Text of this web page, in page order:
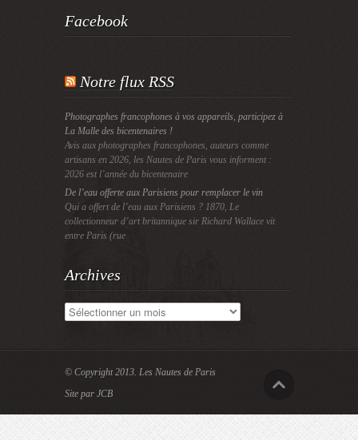
Facebook
Notre flux RSS
Photographes francophones à vos appareils, participez à
La Malle des bicentenaires !
Avis aux photographes francophones, auteurs comme
artisans en 2026, les Nautes de Paris vous informent :
2026 est l’année du bicentenaire
De l’eau offerte aux Parisiens pour remplacer le vin
Qui a offert de l’eau aux Parisiens ? 1870, Le
collectionneur d’art britannique sir Richard Wallace vit
entre Paris (rue
Archives
Archives
© Copyright 2013. Les Nautes de Paris
Site par JCB